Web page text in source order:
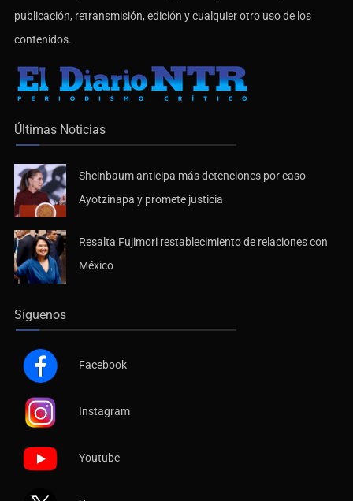
publicación, retransmisión, edición y cualquier otro uso de los
contenidos.
Últimas Noticias
Sheinbaum anticipa más detenciones por caso
Ayotzinapa y promete justicia
Resalta Fujimori restablecimiento de relaciones con
México
Síguenos
Facebook
Instagram
Youtube